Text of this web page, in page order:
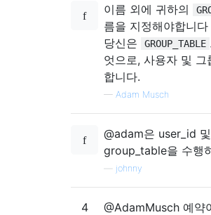
이름 외에 귀하의
름을 지정해야합니다
당신은
GROUP_TABLE
엇으로, 사용자 및
합니다.
— Adam Musch
@adam은 user_id
group_table을 수행
johnny
4 @AdamMusch 예약